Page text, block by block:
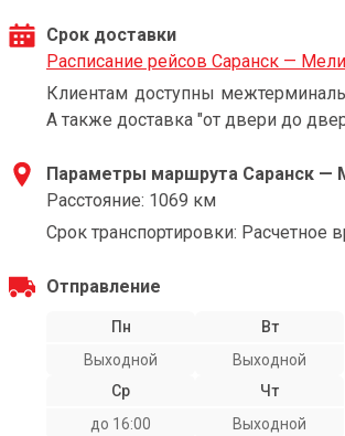
Срок доставки
Расписание рейсов Саранск —
Клиентам доступны
А также доставка "от двери до
Параметры маршрута Саранск —
Расстояние: 1069 км
Срок транспортировки: Расчетное
Отправление
Пн
Выходной
Вт
Выходной
Ср
до 16:00
Чт
Выходной